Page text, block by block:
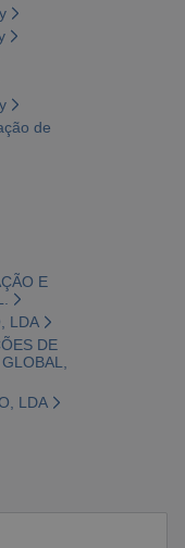
de
E
LDA
DE
LDA